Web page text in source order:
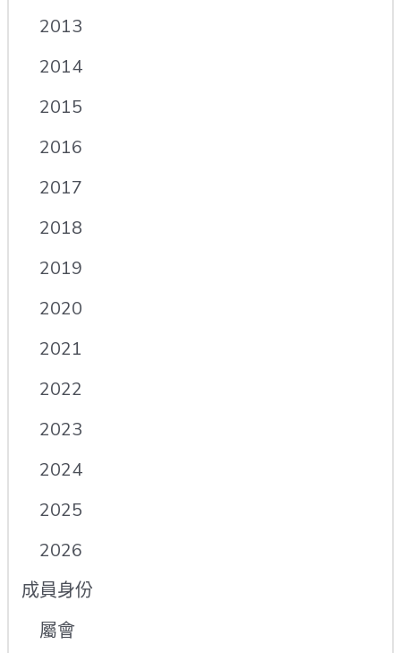
2013
2014
2015
2016
2017
2018
2019
2020
2021
2022
2023
2024
2025
2026
成員身份
屬會